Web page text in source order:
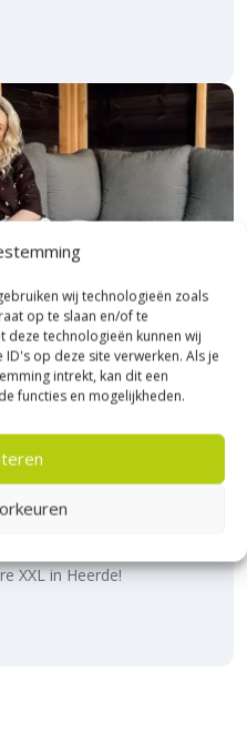
wij technologieën zoals
op te slaan en/of te
technologieën kunnen wij
op deze site verwerken. Als je
intrekt, kan dit een
functies en mogelijkheden.
XXL
vind je in het
XXL in Heerde!